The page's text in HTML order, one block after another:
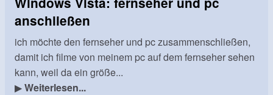
anschließen
ich möchte den fernseher und pc zusammenschließen,
damit ich filme von meinem pc auf dem fernseher sehen
kann, weil da ein größe...
▶Weiterlesen...